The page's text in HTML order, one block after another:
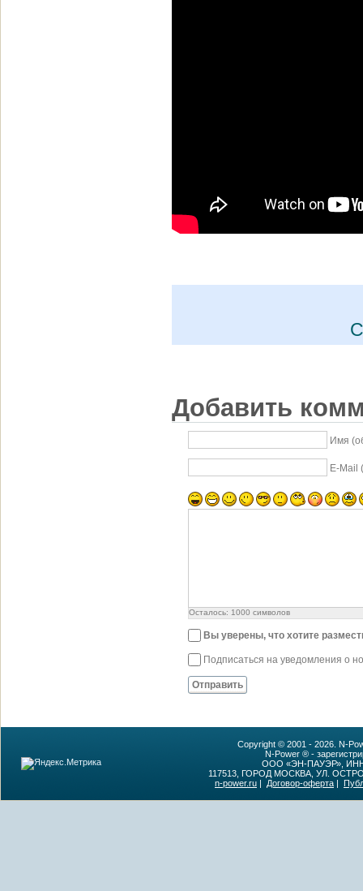
Добавить
Имя
E-Mail
Осталось: 1000 символов
Вы уверены, что хотите
Подписаться на уведомления о
Отправить
Copyright © 2001 - 2026. N-
N-Power ® -
ООО «ЭН-ПАУЭР», ИНН:
117513, ГОРОД МОСКВА, УЛ.
n-power.ru | Договор-оферта |